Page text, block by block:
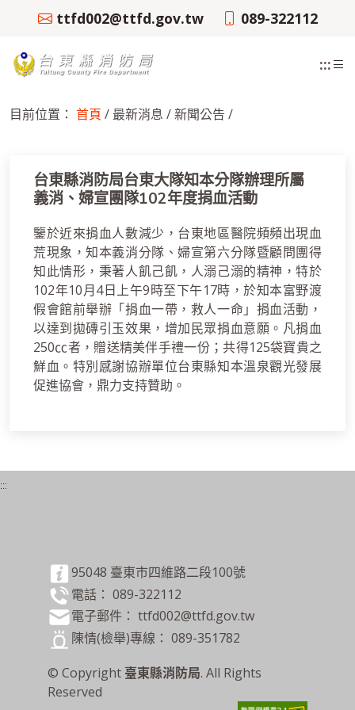
區
ttfd002@ttfd.gov.tw 089-322112
:::
目前位置： 首頁 / 最新消息 / 新聞公告 /
台東縣消防局台東大隊知本分隊辦理所屬
義消、婦宣團隊102年度捐血活動
鑒於近來捐血人數減少，台東地區醫院頻頻出現血
荒現象，知本義消分隊、婦宣第六分隊暨顧問團得
知此情形，秉著人飢己飢，人溺己溺的精神，特於
102年10月4日上午9時至下午17時，於知本富野渡
假會館前舉辦「捐血一帶，救人一命」捐血活動，
以達到拋磚引玉效果，增加民眾捐血意願。凡捐血
250㏄者，贈送精美伴手禮一份；共得125袋寶貴之
鮮血。特別感謝協辦單位台東縣知本溫泉觀光發展
促進協會，鼎力支持贊助。
:::
95048 臺東市四維路二段100號
電話： 089-322112
電子郵件： ttfd002@ttfd.gov.tw
陳情(檢舉)專線： 089-351782
© Copyright 臺東縣消防局. All Rights
Reserved